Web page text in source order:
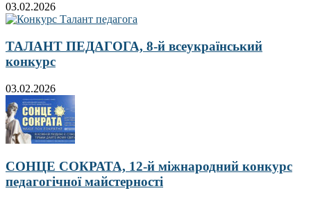
03.02.2026
ТАЛАНТ ПЕДАГОГА, 8-й всеукраїнський
конкурс
03.02.2026
СОНЦЕ СОКРАТА, 12-й міжнародний конкурс
педагогічної майстерності